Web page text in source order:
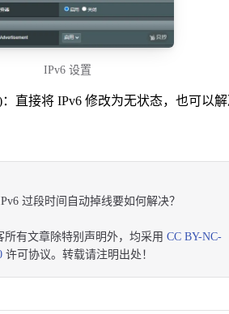
IPv6 设置
：直接将 IPv6 修改为无状态，也可以
过段时间自动掉线要如何解决？
所有文章除特别声明外，均采用 CC BY-NC-
许可协议。转载请注明出处！